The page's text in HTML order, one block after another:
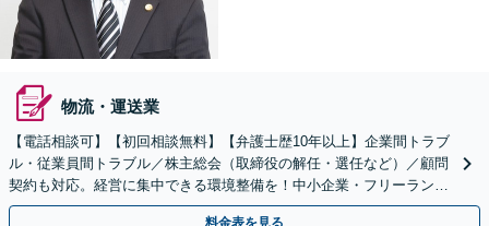
物流・運送業
【電話相談可】【初回相談無料】【弁護士歴10年以上】企業間トラブ
ル・従業員間トラブル／株主総会（取締役の解任・選任など）／顧問
契約も対応。経営に集中できる環境整備を！中小企業・フリーラン
ス・スタートアップ【夜間・休日面談可】【丸太町駅6分】
料金表を見る